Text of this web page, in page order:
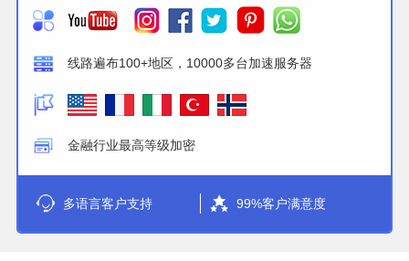
线路遍布100+地区，10000多台加速服务器
金融行业最高等级加密
多语言客户支持 99%客户满意度